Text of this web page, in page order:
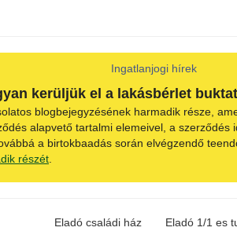
Ingatlanjogi hírek
kerüljük el a lakásbérlet
blogbejegyzésének harmadik része,
alapvető tartalmi elemeivel, a
a birtokbaadás során elvégzendő
részét
Eladó családi ház
Eladó 1/1 es